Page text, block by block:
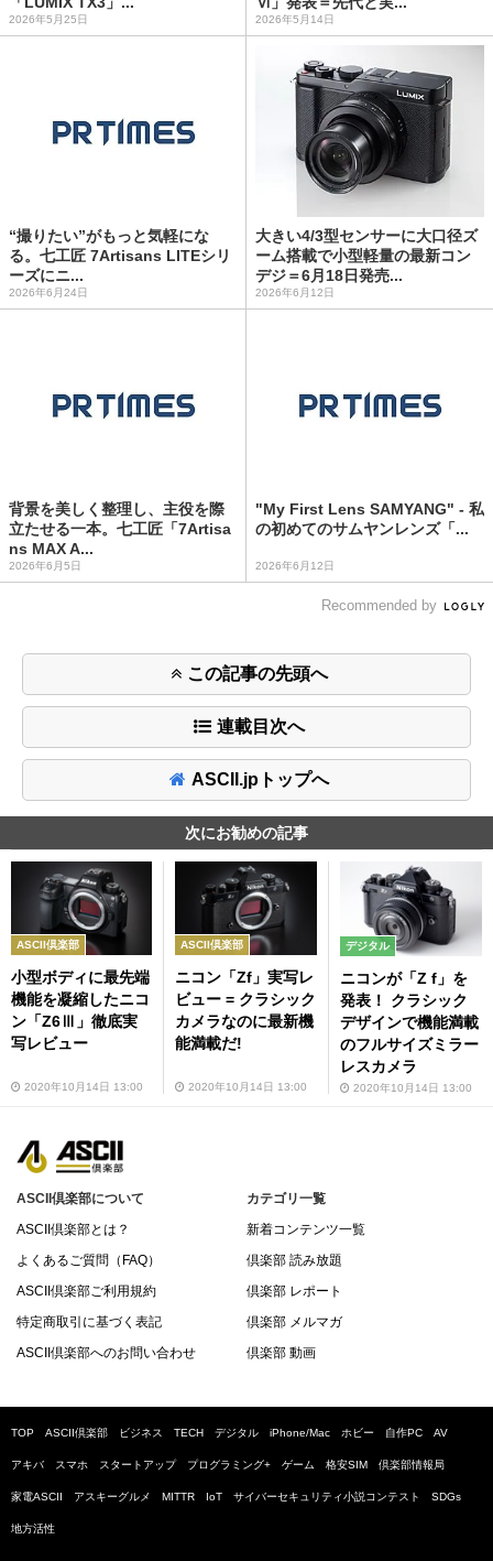
2026年5月25日 2026年5月14日
“撮りたい”がもっと気軽にな
る。七工匠 7Artisans LITEシリ
ーズにニ...
2026年6月24日
大きい4/3型センサーに大口径ズ
ーム搭載で小型軽量の最新コン
デジ＝6月18日発売...
2026年6月12日
背景を美しく整理し、主役を際
立たせる一本。七工匠「7Artisa
ns MAX A...
2026年6月5日
"My First Lens SAMYANG" - 私
の初めてのサムヤンレンズ「...
2026年6月12日
Recommended by
この記事の先頭へ
連載目次へ
ASCII.jpトップへ
次にお勧めの記事
ASCII倶楽部
小型ボディに最先端
機能を凝縮したニコ
ン「Z6Ⅲ」徹底実
写レビュー
2020年10月14日 13:00
ASCII倶楽部
ニコン「Zf」実写レ
ビュー = クラシック
カメラなのに最新機
能満載だ!
2020年10月14日 13:00
デジタル
ニコンが「Z f」を
発表！ クラシック
デザインで機能満載
のフルサイズミラー
レスカメラ
2020年10月14日 13:00
ASCII倶楽部について
ASCII倶楽部とは？
よくあるご質問（FAQ）
ASCII倶楽部ご利用規約
特定商取引に基づく表記
ASCII倶楽部へのお問い合わせ
カテゴリ一覧
新着コンテンツ一覧
倶楽部 読み放題
倶楽部 レポート
倶楽部 メルマガ
倶楽部 動画
TOP ASCII倶楽部 ビジネス TECH デジタル iPhone/Mac ホビー 自作PC AV
アキバ スマホ スタートアップ プログラミング+ ゲーム 格安SIM 倶楽部情報局
家電ASCII アスキーグルメ MITTR IoT サイバーセキュリティ小説コンテスト SDGs
地方活性